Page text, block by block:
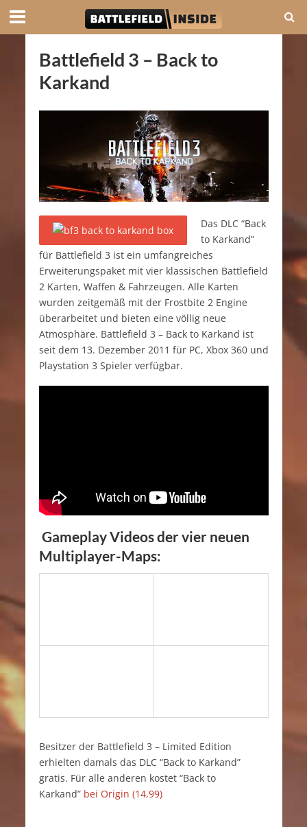
Battlefield 3 – Back to
Karkand
Das DLC “Back
to Karkand”
für Battlefield 3 ist ein umfangreiches
Erweiterungspaket mit vier klassischen Battlefield
2 Karten, Waffen & Fahrzeugen. Alle Karten
wurden zeitgemäß mit der Frostbite 2 Engine
überarbeitet und bieten eine völlig neue
Atmosphäre. Battlefield 3 – Back to Karkand ist
seit dem 13. Dezember 2011 für PC, Xbox 360 und
Playstation 3 Spieler verfügbar.
Gameplay Videos der vier neuen
Multiplayer-Maps:
Besitzer der Battlefield 3 – Limited Edition
erhielten damals das DLC “Back to Karkand”
gratis. Für alle anderen kostet “Back to
Karkand” bei Origin (14,99)